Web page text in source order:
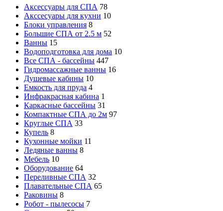
Аксессуары для СПА 78
Акссесуары для кухни 10
Блоки управления 8
Большие СПА от 2.5 м 52
Ванны 15
Водоподготовка для дома 10
Все СПА - бассейны 447
Гидромассажные ванны 16
Душевые кабины 10
Емкость для пруда 4
Инфракрасная кабина 1
Каркасные бассейны 31
Компактные СПА до 2м 97
Круглые СПА 33
Купель 8
Кухонные мойки 11
Ледяные ванны 8
Мебель 10
Оборудование 64
Переливные СПА 32
Плавательные СПА 65
Раковины 8
Робот - пылесосы 7